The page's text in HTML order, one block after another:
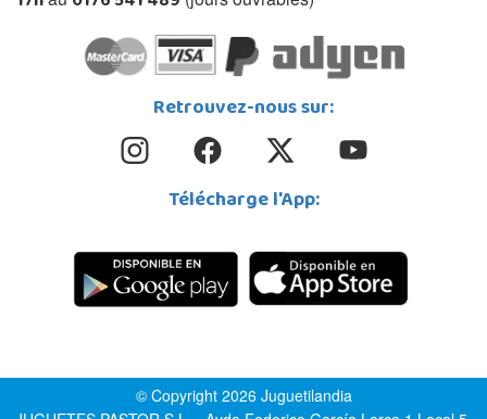
Retrouvez-nous sur:
Télécharge l'App:
© Copyright 2026 Juguetilandia